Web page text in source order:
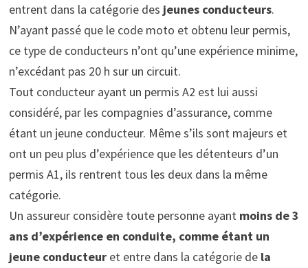
entrent dans la catégorie des jeunes conducteurs.
N’ayant passé que le code moto et obtenu leur permis,
ce type de conducteurs n’ont qu’une expérience minime,
n’excédant pas 20 h sur un circuit.
Tout conducteur ayant un permis A2 est lui aussi
considéré, par les compagnies d’assurance, comme
étant un jeune conducteur. Même s’ils sont majeurs et
ont un peu plus d’expérience que les détenteurs d’un
permis A1, ils rentrent tous les deux dans la même
catégorie.
Un assureur considère toute personne ayant moins de 3
ans d’expérience en conduite, comme étant un
jeune conducteuret entre dans la catégorie dela